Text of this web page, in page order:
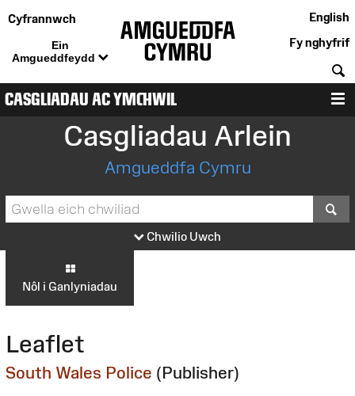
Cyfrannwch
Ein
Amgueddfeydd
English
Fy nghyfrif
CASGLIADAU AC YMCHWIL
Casgliadau Arlein
Amgueddfa Cymru
Chwilio Uwch
Nôl i Ganlyniadau
Leaflet
South Wales Police (Publisher)